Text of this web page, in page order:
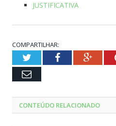
JUSTIFICATIVA
COMPARTILHAR:
TwitterFacebook
Email
CONTEÚDO RELACIONADO